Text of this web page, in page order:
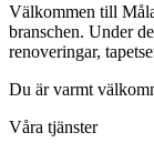
Välkommen till
branschen. Under
renoveringar,
Du är varmt
Våra tjänster